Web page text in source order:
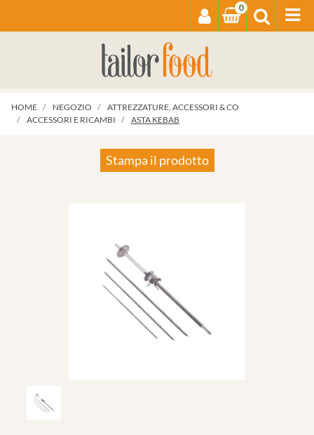
0
HOME NEGOZIO
ATTREZZATURE, ACCESSORI & CO
ACCESSORI E RICAMBI
ASTA KEBAB
Stampa il prodotto